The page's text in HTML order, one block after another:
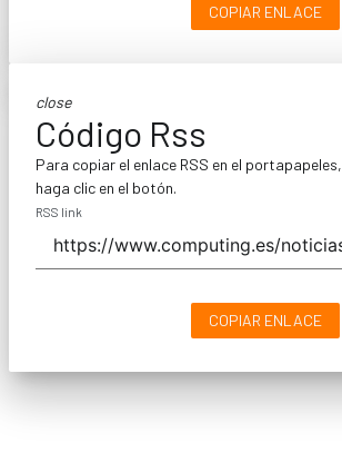
COPIAR ENLACE
close
Código Rss
Para copiar el enlace RSS en el portapapeles,
haga clic en el botón.
RSS link
COPIAR ENLACE